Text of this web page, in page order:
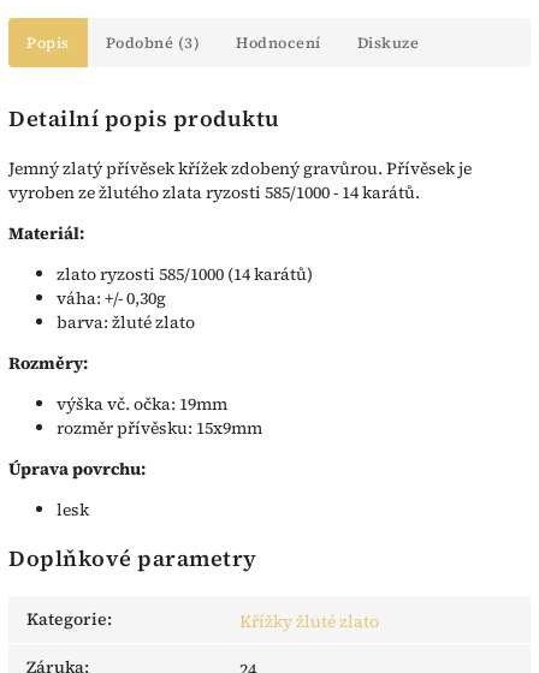
Popis Podobné (3) Hodnocení Diskuze
Detailní popis produktu
Jemný zlatý přívěsek křížek zdobený gravůrou. Přívěsek je
vyroben ze žlutého zlata ryzosti 585/1000 - 14 karátů.
Materiál:
zlato ryzosti 585/1000 (14 karátů)
váha: +/- 0,30g
barva: žluté zlato
Rozměry:
výška vč. očka: 19mm
rozměr přívěsku: 15x9mm
Úprava povrchu:
lesk
Doplňkové parametry
Kategorie:
Křížky žluté zlato
Záruka: